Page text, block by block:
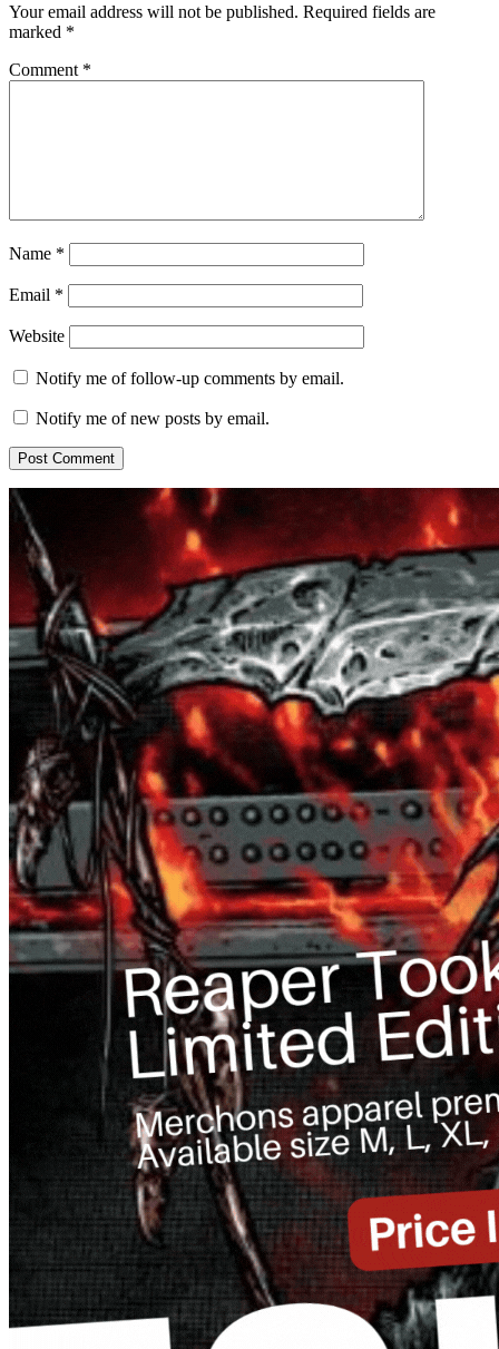
Your email address will not be published. Required fields are
marked *
Comment *
Name *
Email *
Website
Notify me of follow-up comments by email.
Notify me of new posts by email.